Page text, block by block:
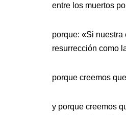
entre los muertos
porque: «Si
resurrección como
porque creemos
y porque creemos